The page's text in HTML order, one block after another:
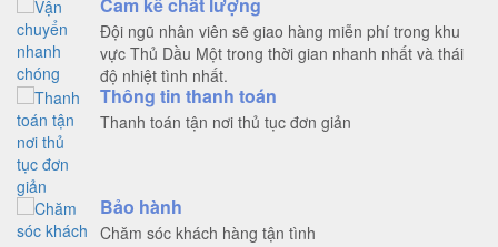
Cam kế chất lượng
Đội ngũ nhân viên sẽ giao hàng miễn phí trong khu
vực Thủ Dầu Một trong thời gian nhanh nhất và thái
độ nhiệt tình nhất.
Thông tin thanh toán
Thanh toán tận nơi thủ tục đơn giản
Bảo hành
Chăm sóc khách hàng tận tình